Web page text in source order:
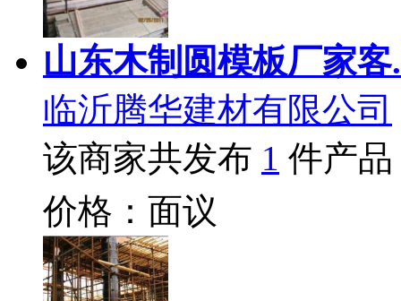
山东木制圆模板厂家客
临沂腾华建材有限公司
该商家共发布 1 件产品
价格：面议